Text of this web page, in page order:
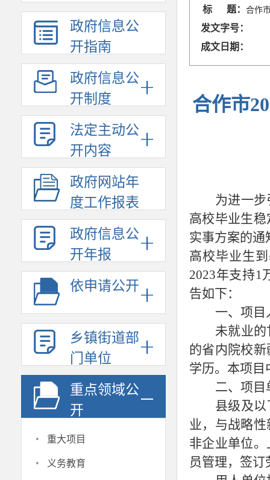
政府信息公
开指南
政府信息公
开制度
法定主动公
开内容
政府网站年
度工作报表
政府信息公
开年报
依申请公开
乡镇街道部
门单位
重点领域公
开
· 重大项目
· 义务教育
标 题：合作
发文字号：
成文日期：
合作市
为进一
高校毕业生
实事方案的通
高校毕业生
2023年支持1
告如下：
一、项目
未就业
的省内院校
学历。本项目
二、项目
县级及
业，与战略
非企业单位
员管理，签订